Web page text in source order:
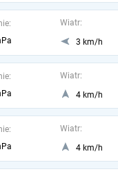
Wiatr:
3 km/h
Wiatr:
4 km/h
Wiatr:
4 km/h